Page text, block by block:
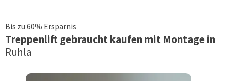
Bis zu 60% Ersparnis
Treppenliftgebraucht kaufen mit Montage in
Ruhla